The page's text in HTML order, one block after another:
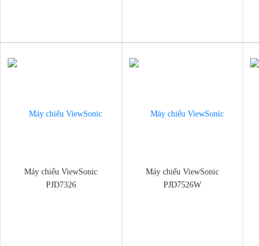
Máy chiếu ViewSonic
PJD7326
Máy chiếu ViewSonic
PJD7526W